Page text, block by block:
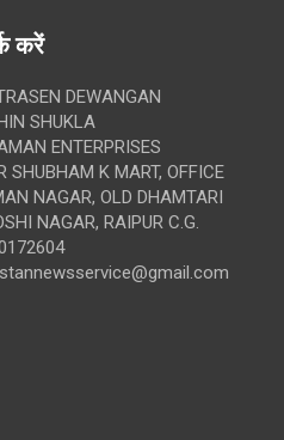
करें
DEWANGAN
SHUKLA
ENTERPRISES
SHUBHAM K MART, OFFICE
NAGAR, OLD DHAMTARI
NAGAR, RAIPUR C.G.